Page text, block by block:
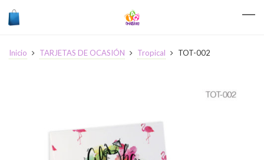
Inicio TARJETAS DE OCASIÓN Tropical TOT-002